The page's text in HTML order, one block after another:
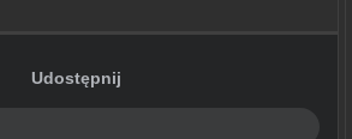
Udostępnij